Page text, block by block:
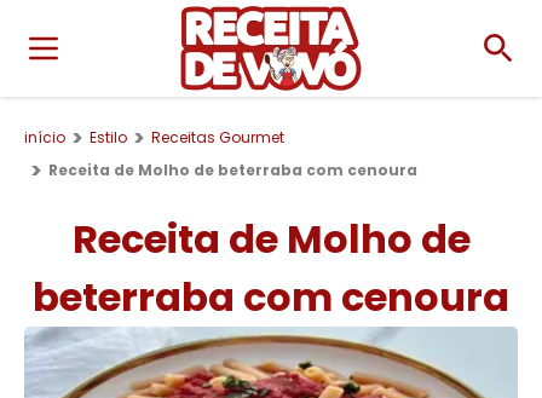
início Estilo
Receitas Gourmet
Receita de Molho de beterraba com cenoura
Receita de Molho de
beterraba com cenoura